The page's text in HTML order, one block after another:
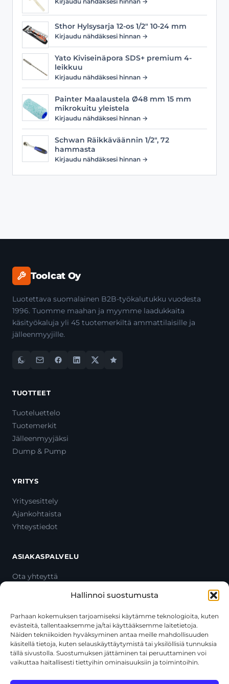
Hallinnoi suostumusta
Parhaan kokemuksen tarjoamiseksi käytämme teknologioita, kuten
evästeitä, tallentaaksemme ja/tai käyttääksemme laitetietoja.
Näiden tekniikoiden hyväksyminen antaa meille mahdollisuuden
käsitellä tietoja, kuten selauskäyttäytymistä tai yksilöllisiä tunnuksia
tällä sivustolla. Suostumuksen jättäminen tai peruuttaminen voi
vaikuttaa haitallisesti tiettyihin ominaisuuksiin ja toimintoihin.
Sthor Hylsysarja 12-os 1/2" 10-24 mm
Kirjaudu nähdäksesi hinnan →
Yato Kiviseinäpora SDS+ premium 4-
leikkuu
Kirjaudu nähdäksesi hinnan →
Painter Maalaustela Ø48 mm 15 mm
mikrokuitu yleistela
Kirjaudu nähdäksesi hinnan →
Schwan Räikkäväännin 1/2", 72
hammasta
Kirjaudu nähdäksesi hinnan →
Toolcat Oy
Luotettava suomalainen B2B-työkalutukku vuodesta
1996. Tuomme maahan ja myymme laadukkaita
käsityökaluja yli 45 tuotemerkiltä ammattilaisille ja
jälleenmyyjille.
TUOTTEET
Tuoteluettelo
Tuotemerkit
Jälleenmyyjäksi
Dump & Pump
YRITYS
Yritysesittely
Ajankohtaista
Yhteystiedot
ASIAKASPALVELU
Ota yhteyttä
Toimitustavat
Usein kysytyt kysymykset
+358 44 270 3795
asiakaspalvelu@toolcat.fi